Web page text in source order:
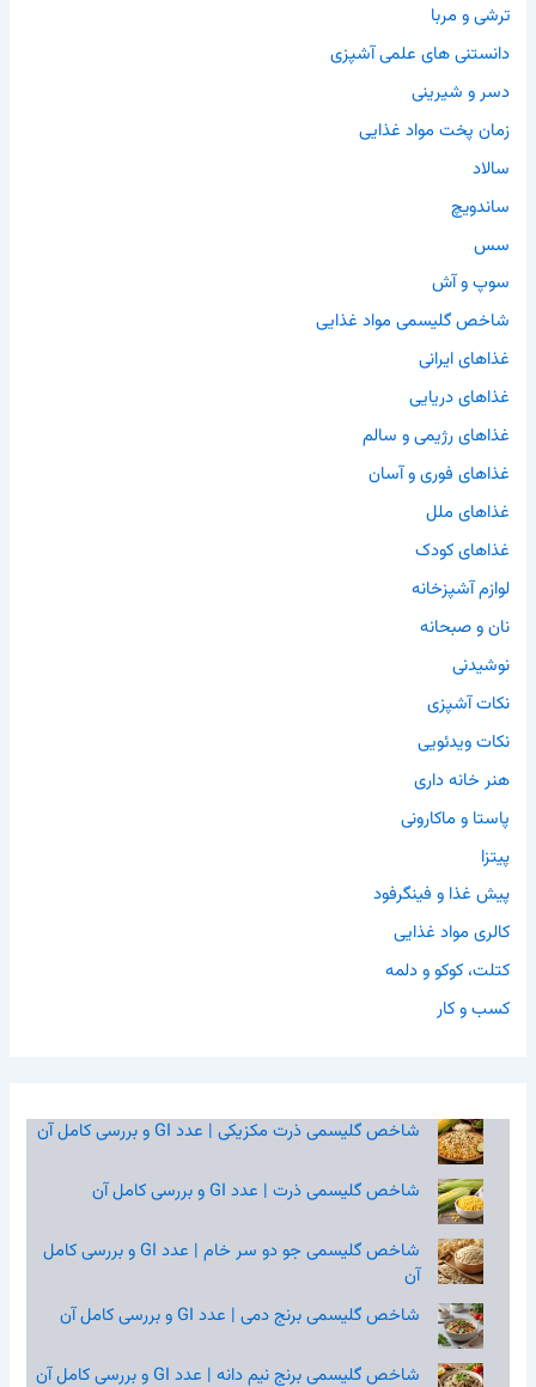
ترشی و مربا
دانستنی های علمی آشپزی
دسر و شیرینی
زمان پخت مواد غذایی
سالاد
ساندویچ
سس
سوپ و آش
شاخص گلیسمی مواد غذایی
غذاهای ایرانی
غذاهای دریایی
غذاهای رژیمی و سالم
غذاهای فوری و آسان
غذاهای ملل
غذاهای کودک
لوازم آشپزخانه
نان و صبحانه
نوشیدنی
نکات آشپزی
نکات ویدئویی
هنر خانه داری
پاستا و ماکارونی
پیتزا
پیش غذا و فینگرفود
کالری مواد غذایی
کتلت، کوکو و دلمه
کسب و کار
شاخص گلیسمی ذرت مکزیکی | عدد GI و بررسی کامل آن
شاخص گلیسمی ذرت | عدد GI و بررسی کامل آن
شاخص گلیسمی جو دو سر خام | عدد GI و بررسی کامل
آن
شاخص گلیسمی برنج دمی | عدد GI و بررسی کامل آن
شاخص گلیسمی برنج نیم‌ دانه | عدد GI و بررسی کامل آن